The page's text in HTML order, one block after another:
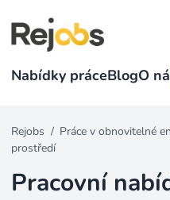
Nabídky práceBlogO
Rejobs / Práce v obnovitelné
prostředí
Pracovní